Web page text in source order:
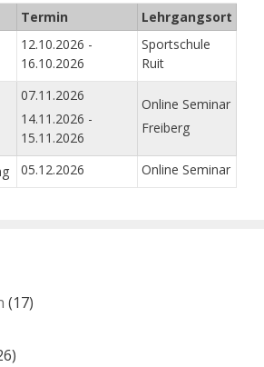
Termin
Lehrgangsort
12.10.2026 -
16.10.2026
Sportschule
Ruit
07.11.2026
14.11.2026 -
15.11.2026
Online Seminar
Freiberg
05.12.2026 Online Seminar
(17)